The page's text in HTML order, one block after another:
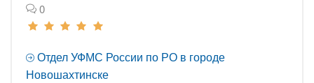
0
Отдел УФМС России по РО в городе
Новошахтинске